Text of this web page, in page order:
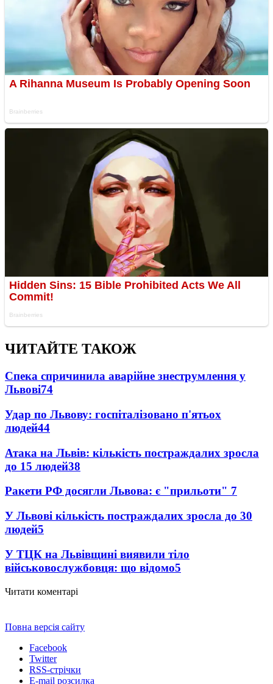
ЧИТАЙТЕ ТАКОЖ
Спека спричинила аварійне знеструмлення у
Львові74
Удар по Львову: госпіталізовано п'ятьох
людей44
Атака на Львів: кількість постраждалих зросла
до 15 людей38
Ракети РФ досягли Львова: є "прильоти" 7
У Львові кількість постраждалих зросла до 30
людей5
У ТЦК на Львівщині виявили тіло
військовослужбовця: що відомо5
Читати коментарі
Повна версія сайту
Facebook
Twitter
RSS-стрічки
E-mail розсилка